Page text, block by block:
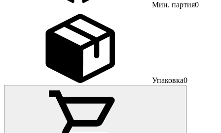
Мин. партия0
Упаковка0